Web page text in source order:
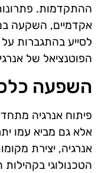
ההתקדמות.
אקדמיים, השקעה
לסייע בהתגברות על
הפוטנציאל של
השפעה
פיתוח אנרגיה
אלא גם מביא עמו
אנרגיה, יצירת
הטכנולוגי